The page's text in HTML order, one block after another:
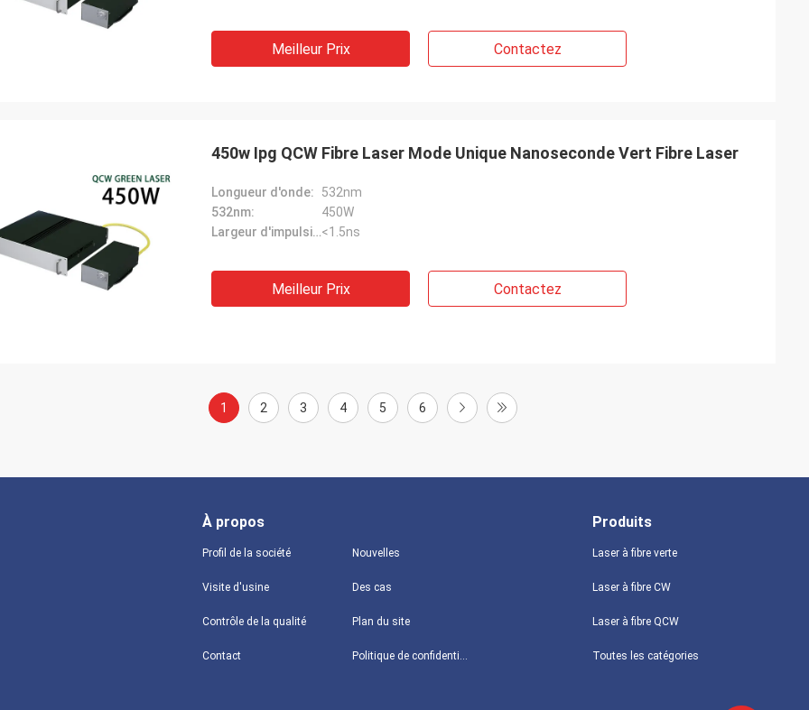
Meilleur Prix Contactez
450w Ipg QCW Fibre Laser Mode Unique Nanoseconde Vert Fibre Laser
Longueur d'onde:
532nm
532nm:
450W
Largeur d'impulsion:<1.5ns
Meilleur Prix Contactez
1 2 3 4 5 6
À propos
Profil de la société
Visite d'usine
Contrôle de la qualité
Contact
Nouvelles
Des cas
Plan du site
Politique de confidentialité
Produits
Laser à fibre verte
Laser à fibre CW
Laser à fibre QCW
Toutes les catégories